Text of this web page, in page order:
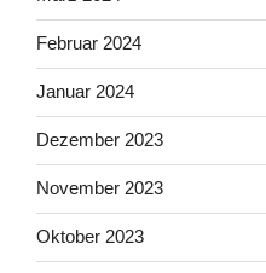
Februar 2024
Januar 2024
Dezember 2023
November 2023
Oktober 2023